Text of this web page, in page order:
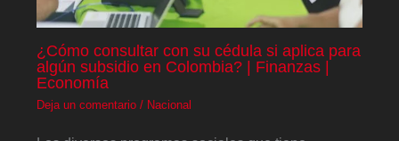
¿Cómo consultar con su cédula si aplica para
algún subsidio en Colombia? | Finanzas |
Economía
Deja un comentario / Nacional